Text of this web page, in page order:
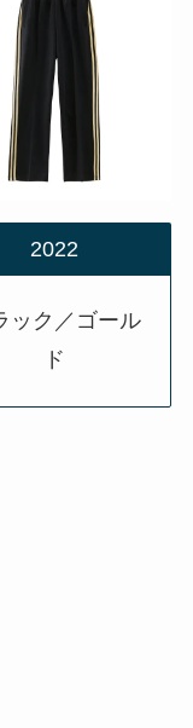
2022
ック／ゴール
ド